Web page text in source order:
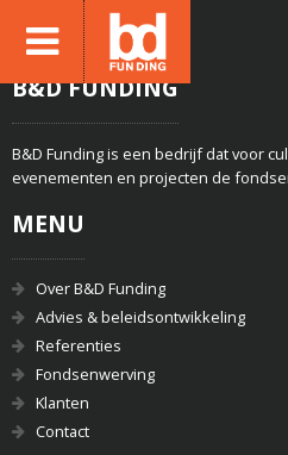
B&D FUNDING
B&D Funding is een bedrijf dat voor
evenementen en projecten de
MENU
Over B&D Funding
Advies & beleidsontwikkeling
Referenties
Fondsenwerving
Klanten
Contact